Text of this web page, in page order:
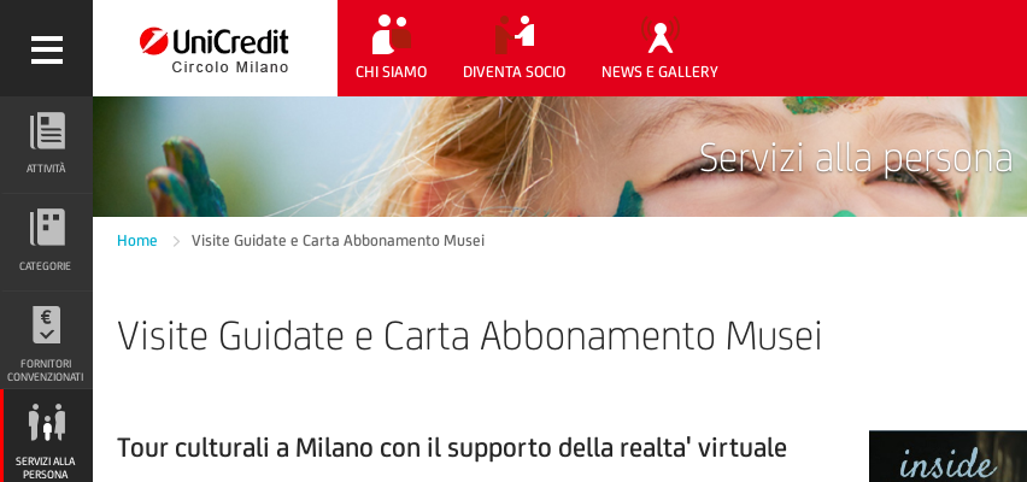
CHI SIAMO DIVENTA SOCIO NEWS E GALLERY
ATTIVITÀ
ATTIVITÀ
CATEGORIE
CATEGORIE
FORNITORI
CONVENZIONATI
FORNITORI CONVENZIONATI
SERVIZI ALLA
PERSONA
SERVIZI ALLA PERSONA
Servizi alla persona
Home Visite Guidate e Carta Abbonamento Musei
Visite Guidate e Carta Abbonamento Musei
Tour culturali a Milano con il supporto della realta' virtuale